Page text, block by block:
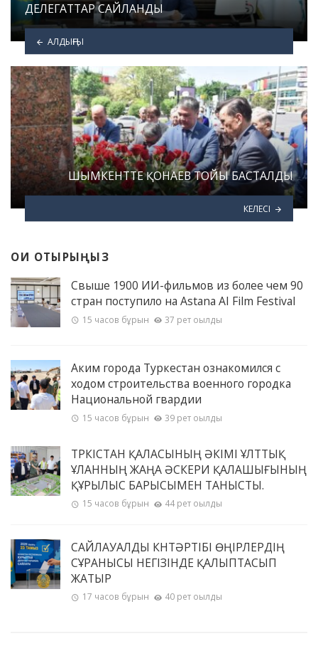
ДЕЛЕГАТТАР САЙЛАНДЫ
АЛДЫҢҒЫ
ШЫМКЕНТТЕ ҚОНАЕВ ТОЙЫ БАСТАЛДЫ
КЕЛЕСІ
ОҚИ ОТЫРЫҢЫЗ
Свыше 1900 ИИ-фильмов из более чем 90
стран поступило на Astana AI Film Festival
15 часов бұрын 37 рет оқылды
Аким города Туркестан ознакомился с
ходом строительства военного городка
Национальной гвардии
15 часов бұрын 39 рет оқылды
ТҮРКІСТАН ҚАЛАСЫНЫҢ ӘКІМІ ҰЛТТЫҚ
ҰЛАННЫҢ ЖАҢА ӘСКЕРИ ҚАЛАШЫҒЫНЫҢ
ҚҰРЫЛЫС БАРЫСЫМЕН ТАНЫСТЫ.
15 часов бұрын 44 рет оқылды
САЙЛАУАЛДЫ КҮНТӘРТІБІ ӨҢІРЛЕРДІҢ
СҰРАНЫСЫ НЕГІЗІНДЕ ҚАЛЫПТАСЫП
ЖАТЫР
17 часов бұрын 40 рет оқылды